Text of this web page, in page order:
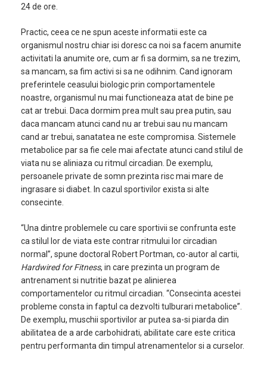
24 de ore.
Practic, ceea ce ne spun aceste informatii este ca
organismul nostru chiar isi doresc ca noi sa facem anumite
activitati la anumite ore, cum ar fi sa dormim, sa ne trezim,
sa mancam, sa fim activi si sa ne odihnim. Cand ignoram
preferintele ceasului biologic prin comportamentele
noastre, organismul nu mai functioneaza atat de bine pe
cat ar trebui. Daca dormim prea mult sau prea putin, sau
daca mancam atunci cand nu ar trebui sau nu mancam
cand ar trebui, sanatatea ne este compromisa. Sistemele
metabolice par sa fie cele mai afectate atunci cand stilul de
viata nu se aliniaza cu ritmul circadian. De exemplu,
persoanele private de somn prezinta risc mai mare de
ingrasare si diabet. In cazul sportivilor exista si alte
consecinte.
“Una dintre problemele cu care sportivii se confrunta este
ca stilul lor de viata este contrar ritmului lor circadian
normal”, spune doctoral Robert Portman, co-autor al cartii,
Hardwired for Fitness, in care prezinta un program de
antrenament si nutritie bazat pe alinierea
comportamentelor cu ritmul circadian. “Consecinta acestei
probleme consta in faptul ca dezvolti tulburari metabolice”.
De exemplu, muschii sportivilor ar putea sa-si piarda din
abilitatea de a arde carbohidrati, abilitate care este critica
pentru performanta din timpul atrenamentelor si a curselor.